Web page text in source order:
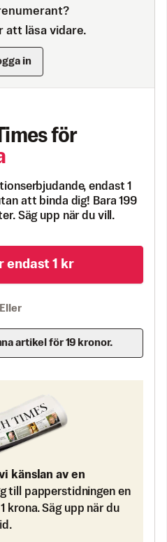
att läsa vidare.
in
för
endast 1
att binda dig! Bara 199
Säg upp när du vill.
endast 1 kr
Eller
artikel för 19 kronor.
känslan av en
till papperstidningen en
krona. Säg upp när du